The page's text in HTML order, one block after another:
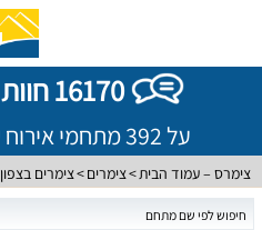
16170 חוות דעת אמיתיות!
על 392 מתחמי אירוח שונים ברחבי הארץ
צימרס – עמוד הבית צימרים צימרים בצפון